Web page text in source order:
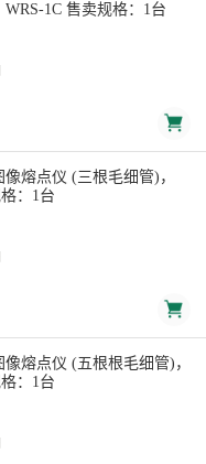
1C 售卖规格：1台
熔点仪 (三根毛细管)，
：1台
熔点仪 (五根根毛细管)，
：1台